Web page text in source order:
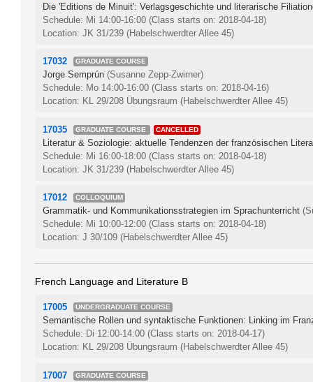
Die 'Editions de Minuit': Verlagsgeschichte und literarische
Schedule: Mi 14:00-16:00 (Class starts on: 2018-04-18)
Location: JK 31/239 (Habelschwerdter Allee 45)
17032 GRADUATE COURSE
Jorge Semprún (Susanne Zepp-Zwirner)
Schedule: Mo 14:00-16:00 (Class starts on: 2018-04-16)
Location: KL 29/208 Übungsraum (Habelschwerdter Allee 45)
17035 GRADUATE COURSE CANCELLED
Literatur & Soziologie: aktuelle Tendenzen der französischen
Schedule: Mi 16:00-18:00 (Class starts on: 2018-04-18)
Location: JK 31/239 (Habelschwerdter Allee 45)
17012 COLLOQUIUM
Grammatik- und Kommunikationsstrategien im Sprachunterricht
Schedule: Mi 10:00-12:00 (Class starts on: 2018-04-18)
Location: J 30/109 (Habelschwerdter Allee 45)
French Language and Literature B
17005 UNDERGRADUATE COURSE
Semantische Rollen und syntaktische Funktionen: Linking im
Schedule: Di 12:00-14:00 (Class starts on: 2018-04-17)
Location: KL 29/208 Übungsraum (Habelschwerdter Allee 45)
17007 GRADUATE COURSE